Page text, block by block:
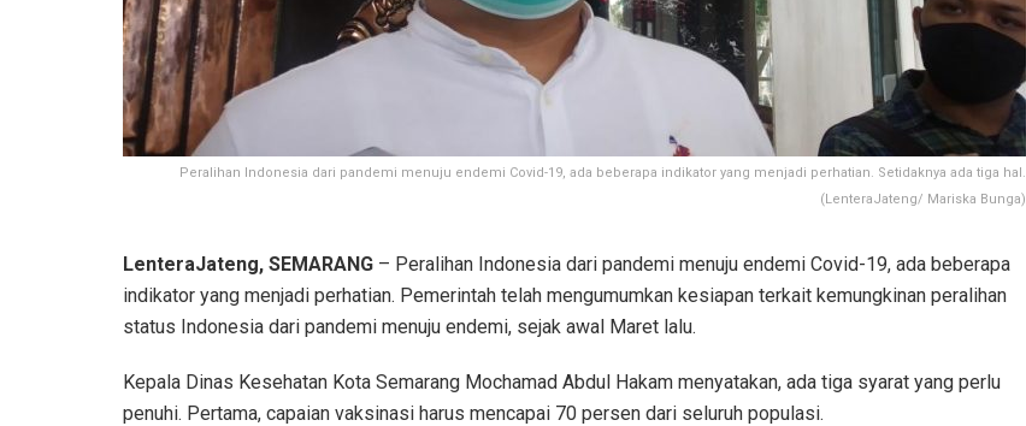
Peralihan Indonesia dari pandemi menuju endemi Covid-19, ada beberapa indikator yang menjadi perhatian. Setidaknya ada tiga hal.
(LenteraJateng/ Mariska Bunga)
LenteraJateng, SEMARANG – Peralihan Indonesia dari pandemi menuju endemi Covid-19, ada beberapa
indikator yang menjadi perhatian. Pemerintah telah mengumumkan kesiapan terkait kemungkinan peralihan
status Indonesia dari pandemi menuju endemi, sejak awal Maret lalu.
Kepala Dinas Kesehatan Kota Semarang Mochamad Abdul Hakam menyatakan, ada tiga syarat yang perlu
penuhi. Pertama, capaian vaksinasi harus mencapai 70 persen dari seluruh populasi.